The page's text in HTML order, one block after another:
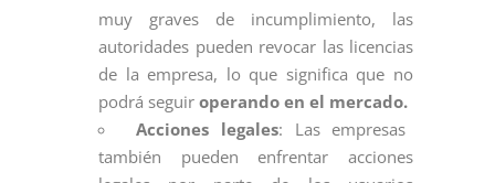
muy graves de incumplimiento, las
autoridades pueden revocar las licencias
de la empresa, lo que significa que no
podrá seguir operando en el mercado.
Acciones legales: Las empresas
también pueden enfrentar acciones